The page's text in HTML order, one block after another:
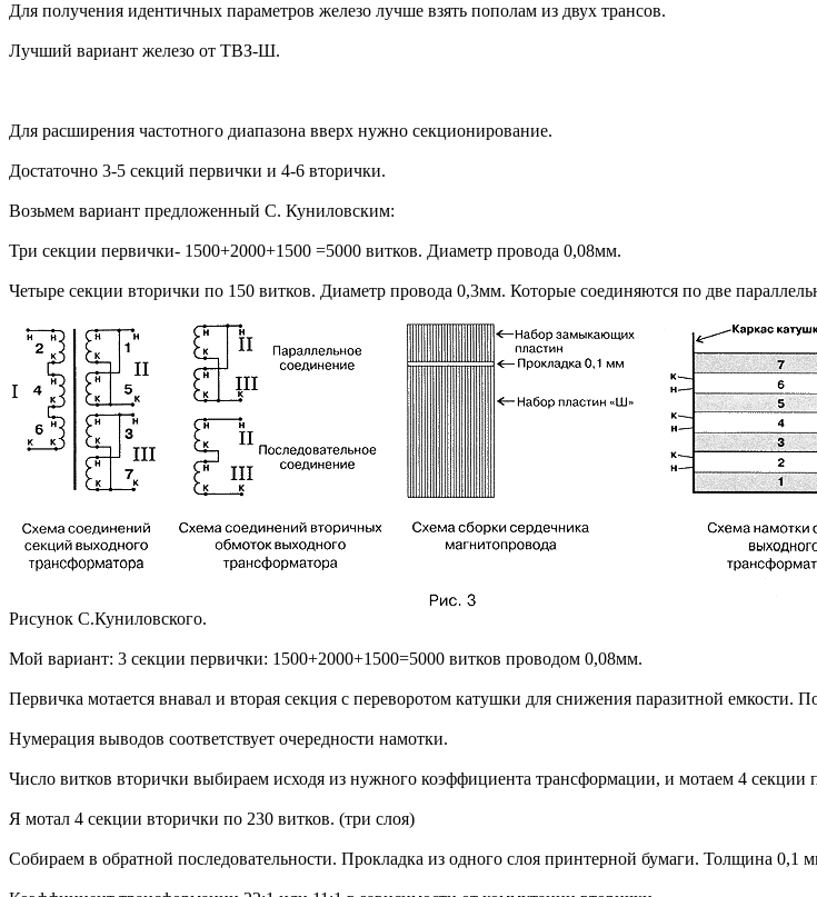
Для получения идентичных параметров железо лучше взять пополам из двух трансов.
Лучший вариант железо от ТВЗ-Ш.
Для расширения частотного диапазона вверх нужно секционирование.
Достаточно 3-5 секций первички и 4-6 вторички.
Возьмем вариант предложенный С. Куниловским:
Три секции первички- 1500+2000+1500 =5000 витков. Диаметр провода 0,08мм.
Четыре секции вторички по 150 витков. Диаметр провода 0,3мм. Которые соединяются по две
Рисунок С.Куниловского.
Мой вариант: 3 секции первички: 1500+2000+1500=5000 витков проводом 0,08мм.
Первичка мотается внавал и вторая секция с переворотом катушки для снижения паразитной емкости.
Нумерация выводов соответствует очередности намотки.
Число витков вторички выбираем исходя из нужного коэффициента трансформации, и мотаем 4 секции
Я мотал 4 секции вторички по 230 витков. (три слоя)
Собираем в обратной последовательности. Прокладка из одного слоя принтерной бумаги. Толщина 0,1